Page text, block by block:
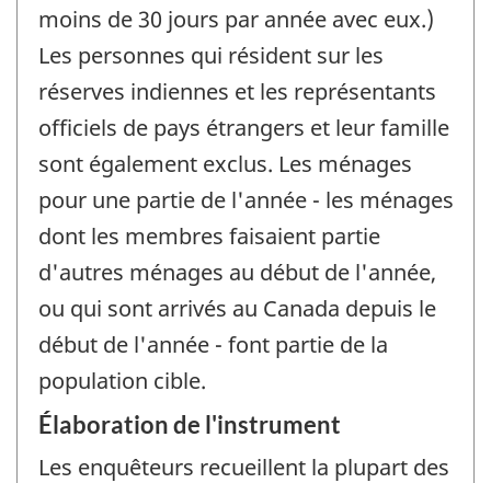
moins de 30 jours par année avec eux.)
Les personnes qui résident sur les
réserves indiennes et les représentants
officiels de pays étrangers et leur famille
sont également exclus. Les ménages
pour une partie de l'année - les ménages
dont les membres faisaient partie
d'autres ménages au début de l'année,
ou qui sont arrivés au Canada depuis le
début de l'année - font partie de la
population cible.
Élaboration de l'instrument
Les enquêteurs recueillent la plupart des